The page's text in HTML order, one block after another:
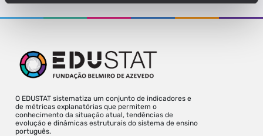
O EDUSTAT sistematiza um conjunto de indicadores e
de métricas explanatórias que permitem o
conhecimento da situação atual, tendências de
evolução e dinâmicas estruturais do sistema de ensino
português.